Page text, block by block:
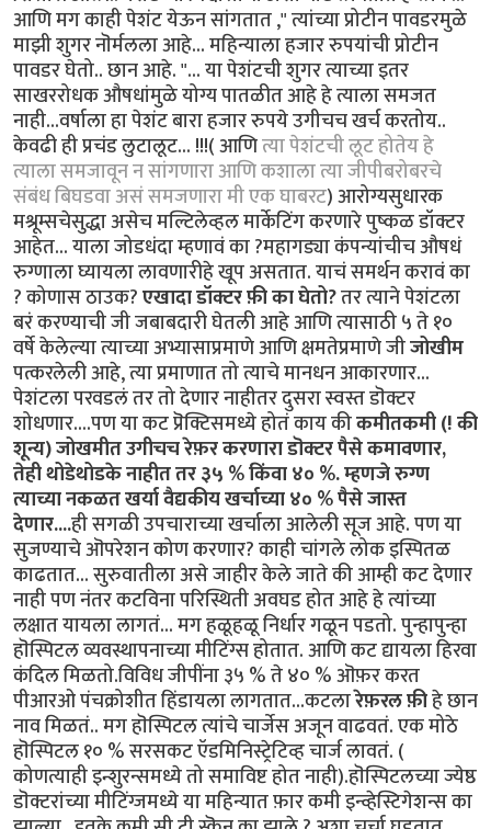
आणि मग काही पेशंट येऊन सांगतात ," त्यांच्या प्रोटीन पावडरमुळे
माझी शुगर नॊर्मलला आहे... महिन्याला हजार रुपयांची प्रोटीन
पावडर घेतो.. छान आहे. "... या पेशंटची शुगर त्याच्या इतर
साखररोधक औषधांमुळे योग्य पातळीत आहे हे त्याला समजत
नाही...वर्षाला हा पेशंट बारा हजार रुपये उगीचच खर्च करतोय..
केवढी ही प्रचंड लुटालूट... !!!( आणित्या पेशंटची लूट होतेय हे
त्याला समजावून न सांगणारा आणि कशाला त्या जीपीबरोबरचे
संबंध बिघडवा असं समजणारा मी एक घाबरट) आरोग्यसुधारक
मश्रूम्सचेसुद्धा असेच मल्टिलेव्हल मार्केटिंग करणारे पुष्कळ डॉक्टर
आहेत... याला जोडधंदा म्हणावं का ?महागड्या कंपन्यांचीच औषधं
रुग्णाला घ्यायला लावणारीहे खूप असतात. याचं समर्थन करावं का
? कोणास ठाउक?एखादा डॉक्टर फ़ी का घेतो?तर त्याने पेशंटला
बरं करण्याची जी जबाबदारी घेतली आहे आणि त्यासाठी ५ ते १०
वर्षे केलेल्या त्याच्या अभ्यासाप्रमाणे आणि क्षमतेप्रमाणे जीजोखीम
पत्करलेली आहे, त्या प्रमाणात तो त्याचे मानधन आकारणार...
पेशंटला परवडलं तर तो देणार नाहीतर दुसरा स्वस्त डॊक्टर
शोधणार....पण या कट प्रॆक्टिसमध्ये होतं काय कीकमीतकमी (! की
शून्य) जोखमीत उगीचच रेफ़र करणारा डॊक्टर पैसे कमावणार,
तेही थोडेथोडके नाहीत तर ३५ % किंवा ४० %. म्हणजे रुग्ण
त्याच्या नकळत खर्या वैद्यकीय खर्चाच्या ४० % पैसे जास्त
देणार....ही सगळी उपचाराच्या खर्चाला आलेली सूज आहे. पण या
सुजण्याचे ऒपरेशन कोण करणार? काही चांगले लोक इस्पितळ
काढतात... सुरुवातीला असे जाहीर केले जाते की आम्ही कट देणार
नाही पण नंतर कटविना परिस्थिती अवघड होत आहे हे त्यांच्या
लक्षात यायला लागतं... मग हळूहळू निर्धार गळून पडतो. पुन्हापुन्हा
हॊस्पिटल व्यवस्थापनाच्या मीटिंग्स होतात. आणि कट द्यायला हिरवा
कंदिल मिळतो.विविध जीपींना ३५ % ते ४० % ऒफ़र करत
पीआरओ पंचक्रोशीत हिंडायला लागतात...कटलारेफ़रल फ़ीहे छान
नाव मिळतं.. मग हॊस्पिटल त्यांचे चार्जेस अजून वाढवतं. एक मोठे
हॊस्पिटल १० % सरसकट ऍडमिनिस्ट्रेटिव्ह चार्ज लावतं. (
कोणत्याही इन्शुरन्समध्ये तो समाविष्ट होत नाही).हॊस्पिटलच्या ज्येष्ठ
डॊक्टरांच्या मीटिंग्जमध्ये या महिन्यात फ़ार कमी इन्व्हेस्टिगेशन्स का